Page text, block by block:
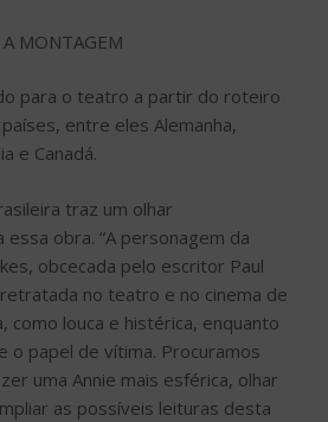
A MONTAGEM
para o teatro a partir do roteiro
entre eles Alemanha,
e Canadá.
traz um olhar
obra. “A personagem da
obcecada pelo escritor Paul
no teatro e no cinema de
como louca e histérica, enquanto
o papel de vítima. Procuramos
uma Annie mais esférica, olhar
as possíveis leituras desta